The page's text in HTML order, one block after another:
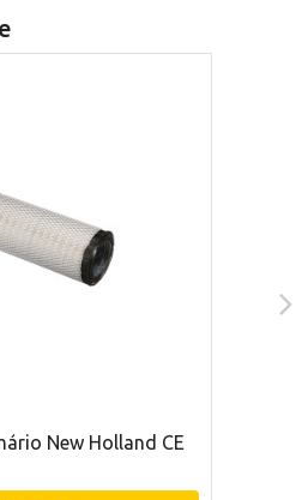
New Holland CE